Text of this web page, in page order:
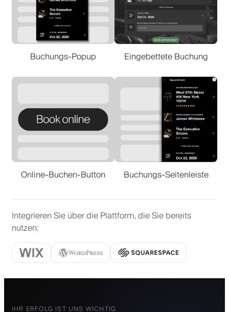
Buchungs-Popup Eingebettete Buchung
Online-Buchen-Button Buchungs-Seitenleiste
Integrieren Sie über die Plattform, die Sie bereits
nutzen:
IHR ERFOLG IST UNS WICHTIG